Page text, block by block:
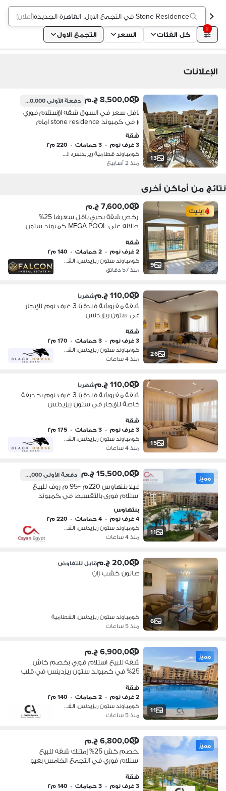
Stone Residence في التجمع الاول, القاهرة الجديدة (أعلان)
2
كل الفئات السعر التجمع الاول
الإعلانات
13
8,500,000 ج.م دفعة الأولى850,000 ج.م
باقل سعر في السوق شقه ا((ستلام فوري
)) في كمبوند stone residence امام
القاطميه هايتس
شقة
3 غرف نوم
• 3 حمامات • 220 م٢
كومباوند قطامية ريزيدنس، التجمع الا…
منذ 2 أسابيع
نتائج من أماكن أخرى
9
إيليت 7,600,000 ج.م
ارخص شقة بحري باقل سعرها 25%
اطلاله علي MEGA POOL كمبوند ستون
ميفيدا و بالم هيلز و AUC
شقة
2 غرف نوم
• 2 حمامات • 140 م٢
كومباوند ستون ريزيدنس، القطامية
منذ 57 دقائق
26
110,000 ج.م شهرياً
شقة مفروشة فندقيًا 3 غرف نوم للإيجار
في ستون ريزيدنس
شقة
3 غرف نوم
• 3 حمامات • 170 م٢
كومباوند ستون ريزيدنس، القطامية
منذ 4 ساعات
15
110,000 ج.م شهرياً
شقة مفروشة فندقيًا 3 غرف نوم بحديقة
خاصة للإيجار في ستون ريزيدنس
شقة
3 غرف نوم
• 3 حمامات • 175 م٢
كومباوند ستون ريزيدنس، القطامية
منذ 4 ساعات
11
مميز 15,500,000 ج.م دفعة الأولى3,100,000 ج.م
فيلا بنتهاوس 220م +95 م روف للبيع
استلام فورى بالتقسيط في ،كمبوند
بنتهاوس
4 غرف نوم
• 4 حمامات • 220 م٢
كومباوند ستون ريزيدنس، القطامية
منذ 4 ساعات
6
20,000 ج.م قابل للتفاوض
صالون خشب زان
كومباوند ستون ريزيدنس، القطامية
منذ 5 ساعات
11
مميز 6,900,000 ج.م
شقه للبيع استلام فوري بخصم كاش
25% في كمبوند ستون ريزدينس في قلب
Stone Residence
شقة
2 غرف نوم
• 2 حمامات • 140 م٢
كومباوند ستون ريزيدنس، القطامية
منذ 5 ساعات
مميز 6,800,000 ج.م
بخصم كش 25% إمتلك شقه للبيع
استلام فوري في التجمع الخامس بفيو
ستون ريزدينس | Stone Residence
شقة
3 غرف نوم
• 3 حمامات • 140 م٢